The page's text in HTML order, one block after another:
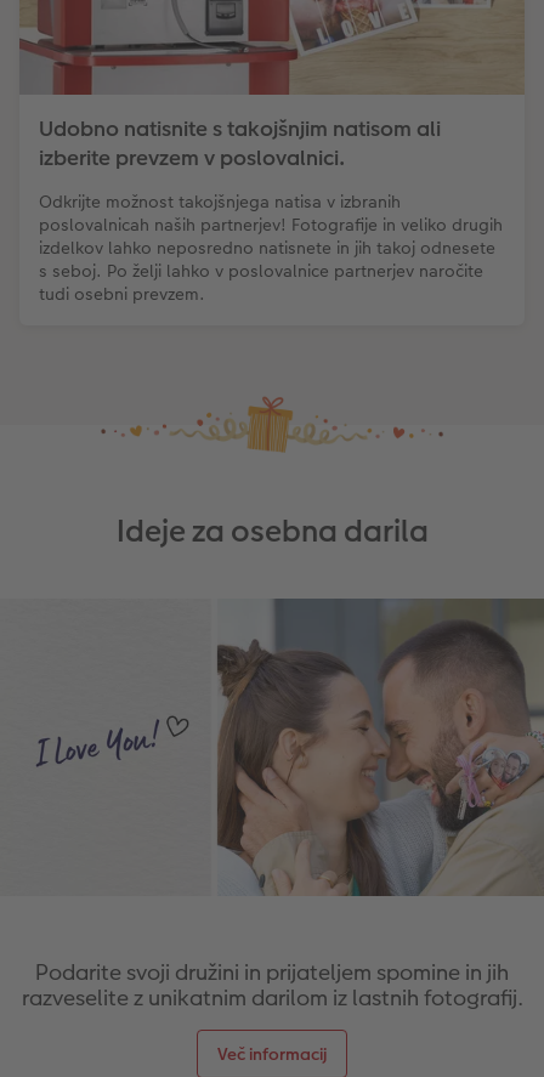
Udobno natisnite s takojšnjim natisom ali
izberite prevzem v poslovalnici.
Odkrijte možnost takojšnjega natisa v izbranih
poslovalnicah naših partnerjev! Fotografije in veliko drugih
izdelkov lahko neposredno natisnete in jih takoj odnesete
s seboj. Po želji lahko v poslovalnice partnerjev naročite
tudi osebni prevzem.
Ideje za osebna darila
Podarite svoji družini in prijateljem spomine in jih
razveselite z unikatnim darilom iz lastnih fotografij.
Več informacij